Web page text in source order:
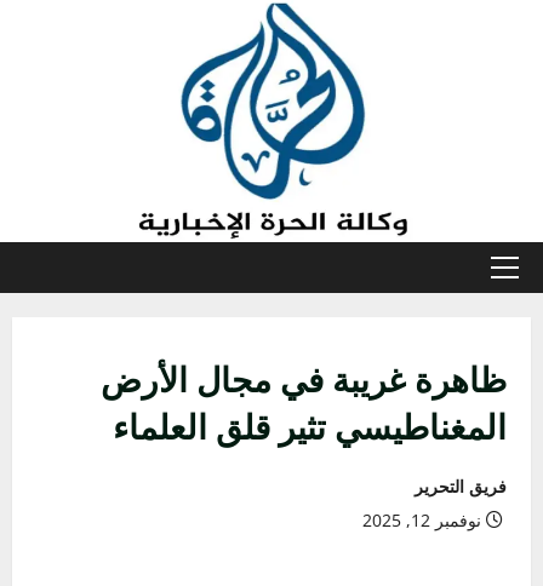
القائمة
ظاهرة غريبة في مجال الأرض
المغناطيسي تثير قلق العلماء
فريق التحرير
نوفمبر 12, 2025